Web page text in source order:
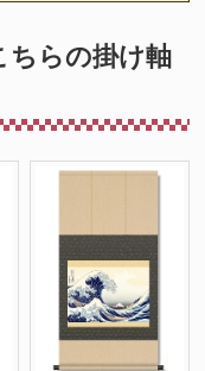
ちらの掛け軸